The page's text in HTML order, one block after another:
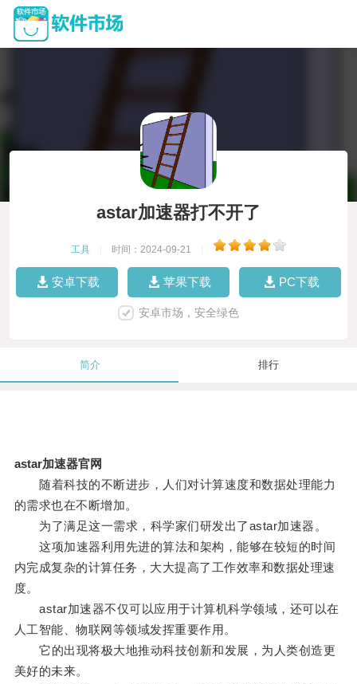
astar加速器打不开了
工具 时间：2024-09-21
安卓下载 苹果下载 PC下载
安卓市场，安全绿色
简介 排行
astar加速器官网
随着科技的不断进步，人们对计算速度和数据处理能力
的需求也在不断增加。
为了满足这一需求，科学家们研发出了astar加速器。
这项加速器利用先进的算法和架构，能够在较短的时间
内完成复杂的计算任务，大大提高了工作效率和数据处理速
度。
astar加速器不仅可以应用于计算机科学领域，还可以在
人工智能、物联网等领域发挥重要作用。
它的出现将极大地推动科技创新和发展，为人类创造更
美好的未来。